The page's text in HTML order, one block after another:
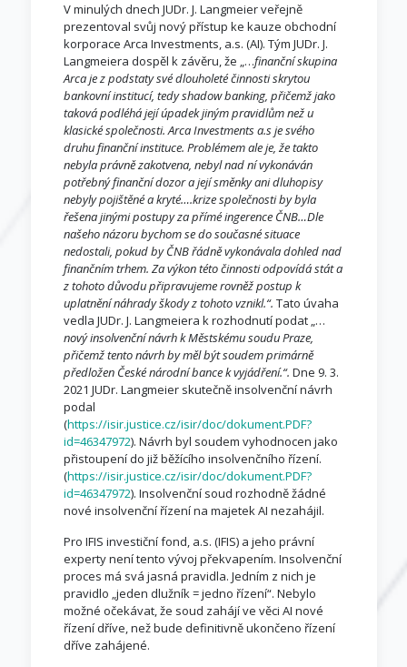
V minulých dnech JUDr. J. Langmeier veřejně
prezentoval svůj nový přístup ke kauze obchodní
korporace Arca Investments, a.s. (AI). Tým JUDr. J.
Langmeiera dospěl k závěru, že „…finanční skupina
Arca je z podstaty své dlouholeté činnosti skrytou
bankovní institucí, tedy shadow banking, přičemž jako
taková podléhá její úpadek jiným pravidlům než u
klasické společnosti. Arca Investments a.s je svého
druhu finanční instituce. Problémem ale je, že takto
nebyla právně zakotvena, nebyl nad ní vykonáván
potřebný finanční dozor a její směnky ani dluhopisy
nebyly pojištěné a kryté….krize společnosti by byla
řešena jinými postupy za přímé ingerence ČNB…Dle
našeho názoru bychom se do současné situace
nedostali, pokud by ČNB řádně vykonávala dohled nad
finančním trhem. Za výkon této činnosti odpovídá stát a
z tohoto důvodu připravujeme rovněž postup k
uplatnění náhrady škody z tohoto vznikl.“. Tato úvaha
vedla JUDr. J. Langmeiera k rozhodnutí podat „…
nový insolvenční návrh k Městskému soudu Praze,
přičemž tento návrh by měl být soudem primárně
předložen České národní bance k vyjádření.“. Dne 9. 3.
2021 JUDr. Langmeier skutečně insolvenční návrh
podal
(https://isir.justice.cz/isir/doc/dokument.PDF?
id=46347972). Návrh byl soudem vyhodnocen jako
přistoupení do již běžícího insolvenčního řízení.
(https://isir.justice.cz/isir/doc/dokument.PDF?
id=46347972). Insolvenční soud rozhodně žádné
nové insolvenční řízení na majetek AI nezahájil.
Pro IFIS investiční fond, a.s. (IFIS) a jeho právní
experty není tento vývoj překvapením. Insolvenční
proces má svá jasná pravidla. Jedním z nich je
pravidlo „jeden dlužník = jedno řízení“. Nebylo
možné očekávat, že soud zahájí ve věci AI nové
řízení dříve, než bude definitivně ukončeno řízení
dříve zahájené.